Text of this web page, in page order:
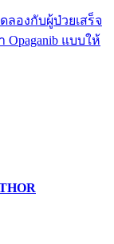
ลองกับผู้ป่วยเสร็จ
แบบให้